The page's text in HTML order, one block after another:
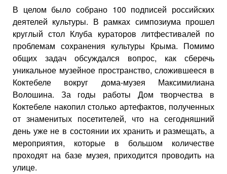
В целом было собрано 100 подписей российских
деятелей культуры. В рамках симпозиума прошел
круглый стол Клуба кураторов литфестивалей по
проблемам сохранения культуры Крыма. Помимо
общих задач обсуждался вопрос, как сберечь
уникальное музейное пространство, сложившееся в
Коктебеле вокруг дома-музея Максимилиана
Волошина. За годы работы Дом творчества в
Коктебеле накопил столько артефактов, полученных
от знаменитых посетителей, что на сегодняшний
день уже не в состоянии их хранить и размещать, а
мероприятия, которые в большом количестве
проходят на базе музея, приходится проводить на
улице.